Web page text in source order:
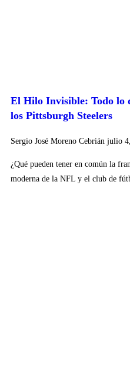
El Hilo Invisible: Todo lo
los Pittsburgh Steelers
Sergio José Moreno Cebrián julio
¿Qué pueden tener en común la
moderna de la NFL y el club de